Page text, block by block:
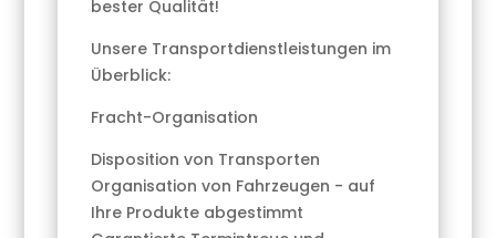
bester Qualität!
Unsere Transportdienstleistungen im
Überblick:
Fracht-Organisation
Disposition von Transporten
Organisation von Fahrzeugen - auf
Ihre Produkte abgestimmt